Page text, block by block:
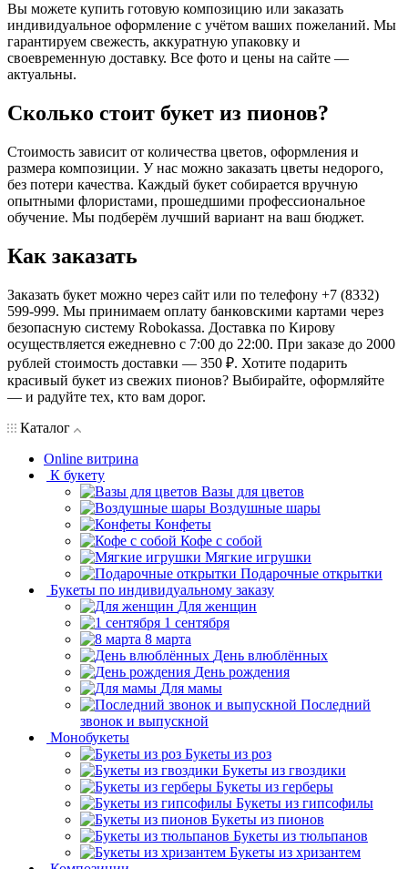
Вы можете купить готовую композицию или заказать
индивидуальное оформление с учётом ваших пожеланий. Мы
гарантируем свежесть, аккуратную упаковку и
своевременную доставку. Все фото и цены на сайте —
актуальны.
Сколько стоит букет из пионов?
Стоимость зависит от количества цветов, оформления и
размера композиции. У нас можно заказать цветы недорого,
без потери качества. Каждый букет собирается вручную
опытными флористами, прошедшими профессиональное
обучение. Мы подберём лучший вариант на ваш бюджет.
Как заказать
Заказать букет можно через сайт или по телефону +7 (8332)
599-999. Мы принимаем оплату банковскими картами через
безопасную систему Robokassa. Доставка по Кирову
осуществляется ежедневно с 7:00 до 22:00. При заказе до 2000
рублей стоимость доставки — 350 ₽. Хотите подарить
красивый букет из свежих пионов? Выбирайте, оформляйте
— и радуйте тех, кто вам дорог.
Каталог
Online витрина
К букету
Вазы для цветов
Воздушные шары
Конфеты
Кофе с собой
Мягкие игрушки
Подарочные открытки
Букеты по индивидуальному заказу
Для женщин
1 сентября
8 марта
День влюблённых
День рождения
Для мамы
Последний
звонок и выпускной
Монобукеты
Букеты из роз
Букеты из гвоздики
Букеты из герберы
Букеты из гипсофилы
Букеты из пионов
Букеты из тюльпанов
Букеты из хризантем